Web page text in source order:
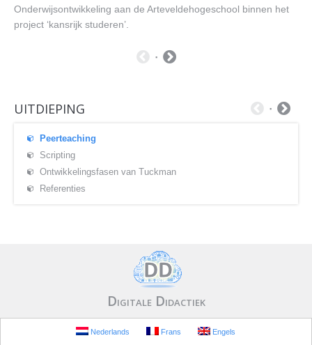
Onderwijsontwikkeling aan de Arteveldehogeschool binnen het
project ‘kansrijk studeren’.
UITDIEPING
Peerteaching
Scripting
Ontwikkelingsfasen van Tuckman
Referenties
Digitale Didactiek
Nederlands Frans Engels